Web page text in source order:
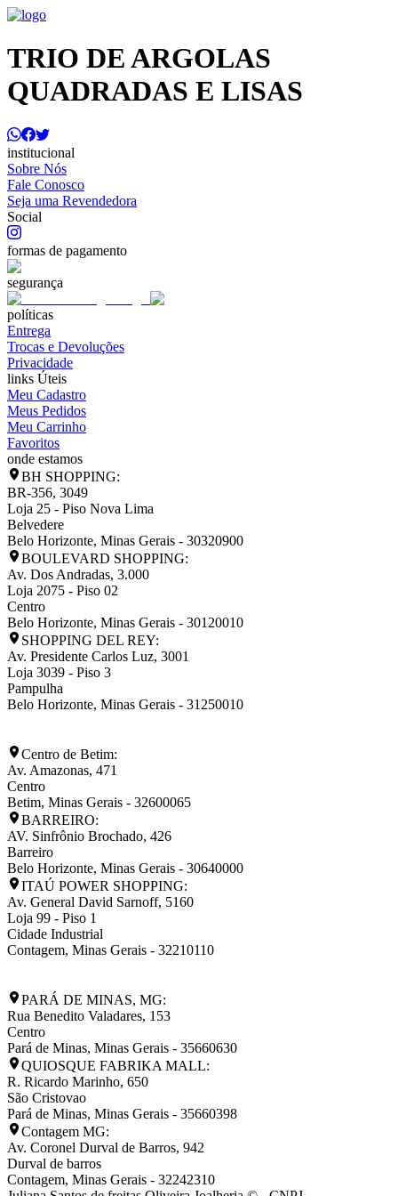
TRIO DE ARGOLAS
QUADRADAS E LISAS
institucional
Sobre Nós
Fale Conosco
Seja uma Revendedora
Social
formas de pagamento
segurança
políticas
Entrega
Trocas e Devoluções
Privacidade
links Úteis
Meu Cadastro
Meus Pedidos
Meu Carrinho
Favoritos
onde estamos
BH SHOPPING:
BR-356, 3049
Loja 25 - Piso Nova Lima
Belvedere
Belo Horizonte, Minas Gerais - 30320900
BOULEVARD SHOPPING:
Av. Dos Andradas, 3.000
Loja 2075 - Piso 02
Centro
Belo Horizonte, Minas Gerais - 30120010
SHOPPING DEL REY:
Av. Presidente Carlos Luz, 3001
Loja 3039 - Piso 3
Pampulha
Belo Horizonte, Minas Gerais - 31250010
Centro de Betim:
Av. Amazonas, 471
Centro
Betim, Minas Gerais - 32600065
BARREIRO:
AV. Sinfrônio Brochado, 426
Barreiro
Belo Horizonte, Minas Gerais - 30640000
ITAÚ POWER SHOPPING:
Av. General David Sarnoff, 5160
Loja 99 - Piso 1
Cidade Industrial
Contagem, Minas Gerais - 32210110
PARÁ DE MINAS, MG:
Rua Benedito Valadares, 153
Centro
Pará de Minas, Minas Gerais - 35660630
QUIOSQUE FABRIKA MALL:
R. Ricardo Marinho, 650
São Cristovao
Pará de Minas, Minas Gerais - 35660398
Contagem MG:
Av. Coronel Durval de Barros, 942
Durval de barros
Contagem, Minas Gerais - 32242310